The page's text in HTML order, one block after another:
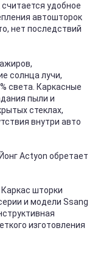
удобное
автошторок
нет последствий
солнца лучи,
света. Каркасные
пыли и
стеклах,
внутри авто
Actyon обретает
шторки
и модели Ssang
изготовления